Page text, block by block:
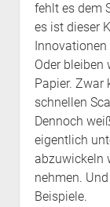
fehlt es dem
es ist dieser
Oder bleiben
Papier. Zwar
schnellen
Dennoch
eigentlich
abzuwickeln
nehmen.
Beispiele.